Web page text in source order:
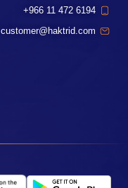
+966 11 472 6194
customer@haktrid.com